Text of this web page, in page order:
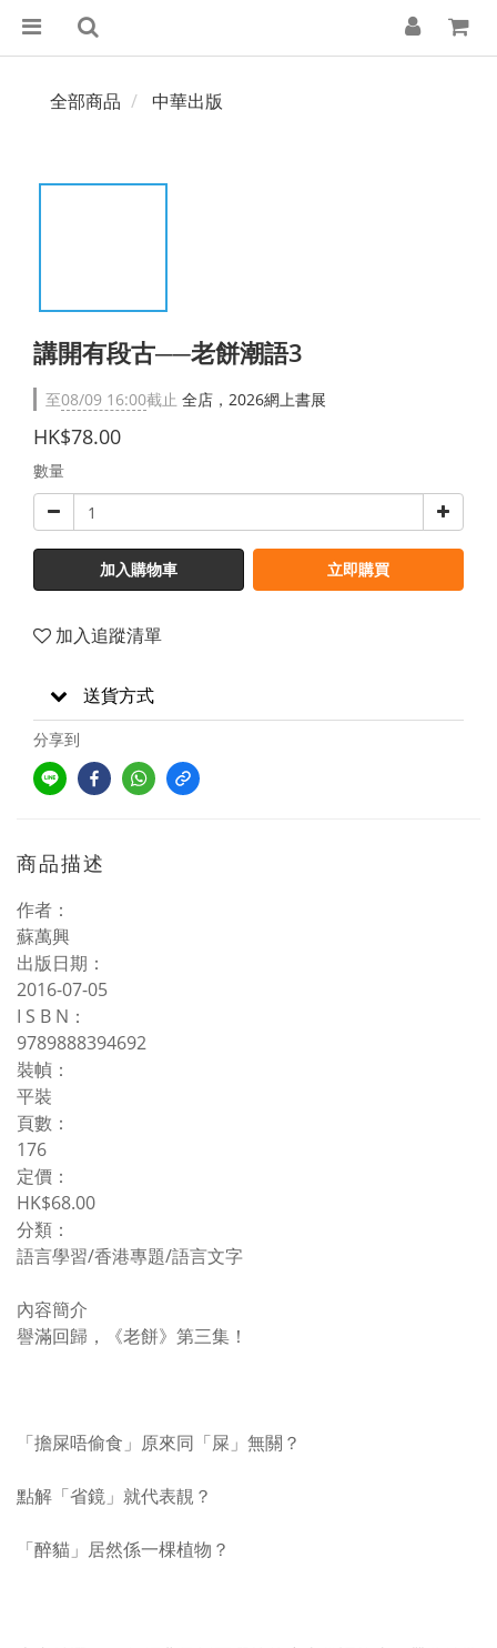
全部商品 中華出版
講開有段古──老餅潮語3
至08/09 16:00截止 全店，2026網上書展
HK$78.00
數量
加入購物車 立即購買
加入追蹤清單
送貨方式
分享到
商品描述
作者：
蘇萬興
出版日期：
2016-07-05
I S B N：
9789888394692
裝幀：
平裝
頁數：
176
定價：
HK$68.00
分類：
語言學習/香港專題/語言文字
內容簡介
譽滿回歸，《老餅》第三集！
「擔屎唔偷食」原來同「屎」無關？
點解「省鏡」就代表靚？
「醉貓」居然係一棵植物？